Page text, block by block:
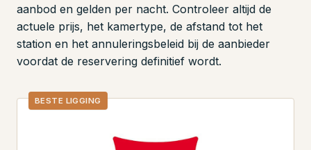
aanbod en gelden per nacht. Controleer altijd de
actuele prijs, het kamertype, de afstand tot het
station en het annuleringsbeleid bij de aanbieder
voordat de reservering definitief wordt.
BESTE LIGGING